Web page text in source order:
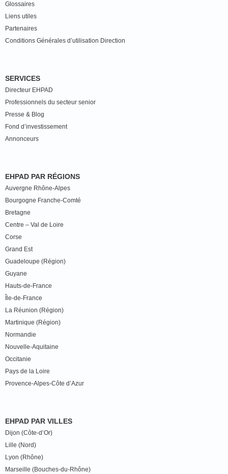
Glossaires
Liens utiles
Partenaires
Conditions Générales d’utilisation Direction
SERVICES
Directeur EHPAD
Professionnels du secteur senior
Presse & Blog
Fond d’investissement
Annonceurs
EHPAD PAR RÉGIONS
Auvergne Rhône-Alpes
Bourgogne Franche-Comté
Bretagne
Centre – Val de Loire
Corse
Grand Est
Guadeloupe (Région)
Guyane
Hauts-de-France
Île-de-France
La Réunion (Région)
Martinique (Région)
Normandie
Nouvelle-Aquitaine
Occitanie
Pays de la Loire
Provence-Alpes-Côte d’Azur
EHPAD PAR VILLES
Dijon (Côte-d’Or)
Lille (Nord)
Lyon (Rhône)
Marseille (Bouches-du-Rhône)